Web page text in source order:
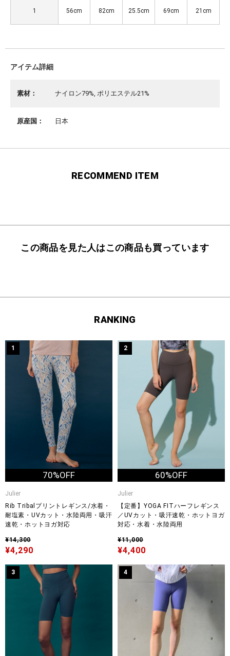
1 56cm 82cm 25.5cm 69cm 21cm
アイテム詳細
素材： ナイロン79%, ポリエステル21%
原産国： 日本
RECOMMEND ITEM
この商品を見た人はこの商品も買っています
RANKING
1
70%OFF
Julier
Rib Tribalプリントレギンス/水着・
耐塩素・UVカット・水陸両用・吸汗
速乾・ホットヨガ対応
¥14,300
¥4,290
2
60%OFF
Julier
【定番】YOGA FITハーフレギンス
／UVカット・吸汗速乾・ホットヨガ
対応・水着・水陸両用
¥11,000
¥4,400
3 4